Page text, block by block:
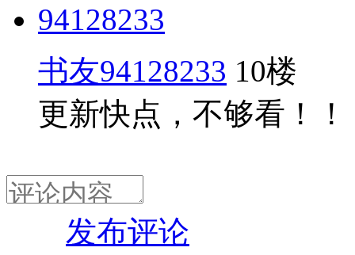
书友94128233 10楼
更新快点，不够看！！
发布评论